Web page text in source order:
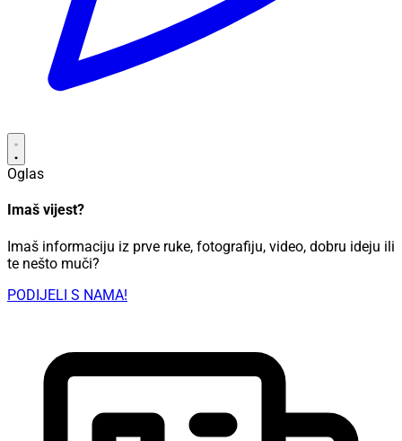
Oglas
Imaš vijest?
Imaš informaciju iz prve ruke, fotografiju, video, dobru ideju ili
te nešto muči?
PODIJELI S NAMA!